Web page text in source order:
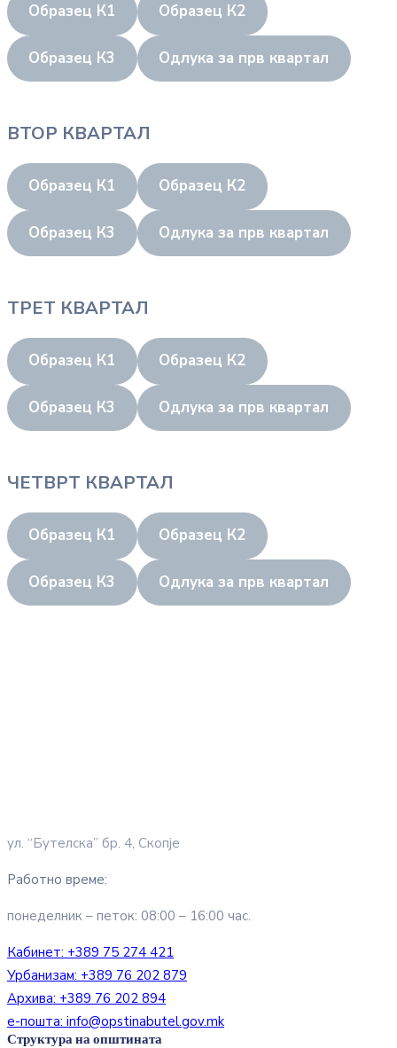
Образец К1 Образец К2
Образец К3 Одлука за прв квартал
ВТОР КВАРТАЛ
Образец К1 Образец К2
Образец К3 Одлука за прв квартал
ТРЕТ КВАРТАЛ
Образец К1 Образец К2
Образец К3 Одлука за прв квартал
ЧЕТВРТ КВАРТАЛ
Образец К1 Образец К2
Образец К3 Одлука за прв квартал
ул. “Бутелска” бр. 4, Скопје
Работно време:
понеделник – петок: 08:00 – 16:00 час.
Кабинет: +389 75 274 421
Урбанизам: +389 76 202 879
Архива: +389 76 202 894
е-пошта: info@opstinabutel.gov.mk
Структура на општината